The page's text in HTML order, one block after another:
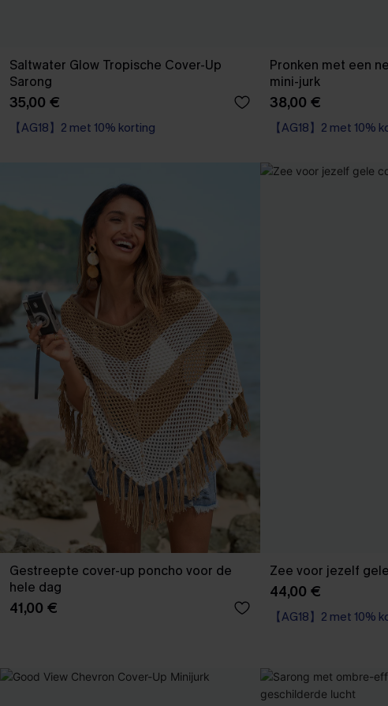
Saltwater Glow Tropische Cover-Up
Sarong
35,00 €
【AG18】2 met 10% korting
Pronken met een
mini-jurk
38,00 €
【AG18】2 met 10%
Gestreepte cover-up poncho voor de
hele dag
41,00 €
Zee voor jezelf
44,00 €
【AG18】2 met 10%